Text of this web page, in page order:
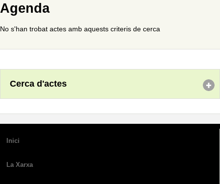
Agenda
No s'han trobat actes amb aquests criteris de cerca
Cerca d'actes
Inici
La Xarxa